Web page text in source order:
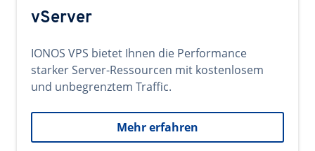
vServer
IONOS VPS bietet Ihnen die Performance
starker Server-Ressourcen mit kostenlosem
und unbegrenztem Traffic.
Mehr erfahren